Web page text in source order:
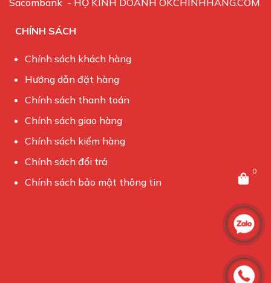
Sacombank - HỘ KINH DOANH OKCHINHHANG.COM
CHÍNH SÁCH
Chính sách khách hàng
Hướng dẫn đặt hàng
Chính sách thanh toán
Chính sách giao hàng
Chính sách kiểm hàng
Chính sách đổi trả
Chính sách bảo mật thông tin
0